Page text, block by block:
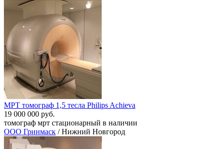
МРТ томограф 1,5 тесла Philips Achieva
19 000 000 руб.
томограф мрт стационарный в наличии
ООО Гринмаск / Нижний Новгород